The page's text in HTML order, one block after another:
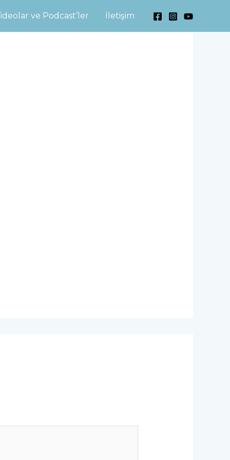
ve Podcast’ler İletişim